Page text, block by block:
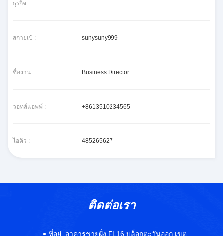
ธุรกิจ :
สกายเป้ : sunysuny999
ชื่องาน : Business Director
วอทส์แอพพ์ : +8613510234565
ไอคิว : 485265627
ติดต่อเรา
ที่อยู่: อาคารชายฝั่ง FL16 บล็อกตะวันออก เขต